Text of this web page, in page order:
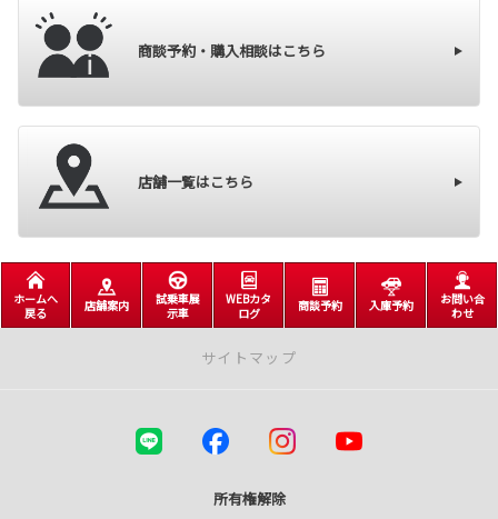
商談予約・購入相談はこちら
店舗一覧はこちら
ホームへ
戻る
店舗案内
試乗車展
示車
WEBカタ
ログ
商談予約 入庫予約
お問い合
わせ
サイトマップ
所有権解除